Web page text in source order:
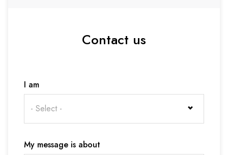
Contact us
I am
- Select -
My message is about